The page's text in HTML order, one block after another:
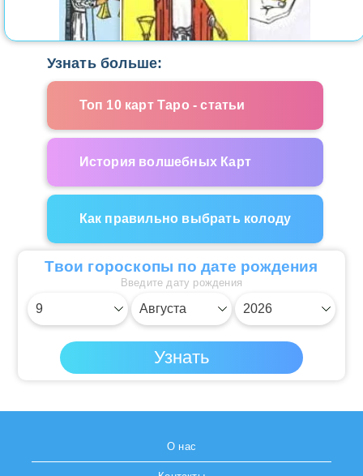
Узнать больше:
Топ 10 карт Таро - статьи
История волшебных Карт
Как правильно выбрать колоду
Твои гороскопы по дате рождения
Введите дату рождения
О нас